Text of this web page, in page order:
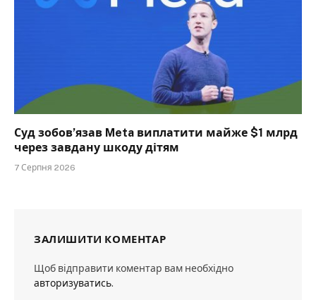
Суд зобов’язав Meta виплатити майже $1 млрд
через завдану шкоду дітям
7 Серпня 2026
ЗАЛИШИТИ КОМЕНТАР
Щоб відправити коментар вам необхідно
авторизуватись.